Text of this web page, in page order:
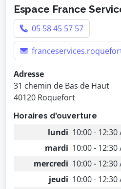
Espace France
05 58 45 57 57
Adresse
31 chemin de Bas de Haut
40120 Roquefort
Horaires d'ouverture
lundi 10:00 - 12:30
mardi 10:00 - 12:30
mercredi 10:00 - 12:30
jeudi 10:00 - 12:30